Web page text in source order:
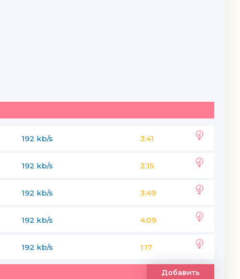
192 kb/s 3:41
192 kb/s 2:15
192 kb/s 3:49
192 kb/s 4:09
192 kb/s 1:17
Добавить